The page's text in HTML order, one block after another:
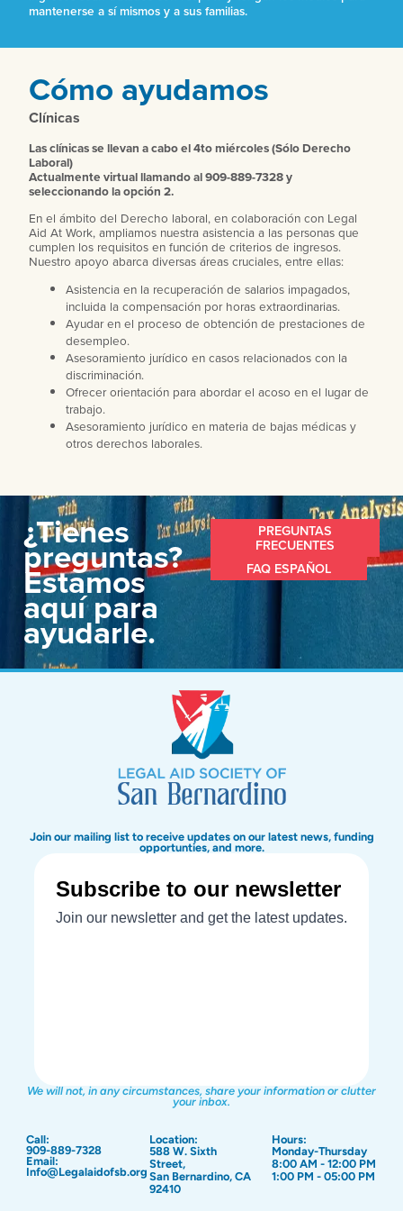
mantenerse a sí mismos y a sus familias.
Cómo ayudamos
Clínicas
Las clínicas se llevan a cabo el 4to miércoles (Sólo Derecho
Laboral)
Actualmente virtual llamando al 909-889-7328 y
seleccionando la opción 2.
En el ámbito del Derecho laboral, en colaboración con Legal
Aid At Work, ampliamos nuestra asistencia a las personas que
cumplen los requisitos en función de criterios de ingresos.
Nuestro apoyo abarca diversas áreas cruciales, entre ellas:
Asistencia en la recuperación de salarios impagados,
incluida la compensación por horas extraordinarias.
Ayudar en el proceso de obtención de prestaciones de
desempleo.
Asesoramiento jurídico en casos relacionados con la
discriminación.
Ofrecer orientación para abordar el acoso en el lugar de
trabajo.
Asesoramiento jurídico en materia de bajas médicas y
otros derechos laborales.
¿Tienes
preguntas?
Estamos
aquí para
ayudarle.
PREGUNTAS
FRECUENTES
FAQ ESPAÑOL
Join our mailing list to receive updates on our latest news, funding
opportunties, and more.
We will not, in any circumstances, share your information or clutter
your inbox.
Call:
909-889-7328
Email:
Info@Legalaidofsb.org
Location:
588 W. Sixth
Street,
San Bernardino, CA
92410
Hours:
Monday-Thursday
8:00 AM - 12:00 PM
1:00 PM - 05:00 PM